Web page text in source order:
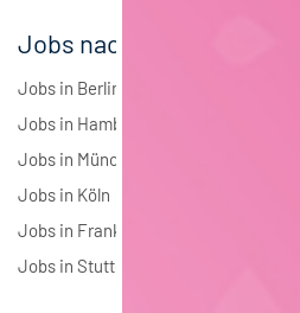
Jobs nach Städten
Jobs in Berlin
Jobs in Hamburg
Jobs in München
Jobs in Köln
Jobs in Frankfurt
Jobs in Stuttgart